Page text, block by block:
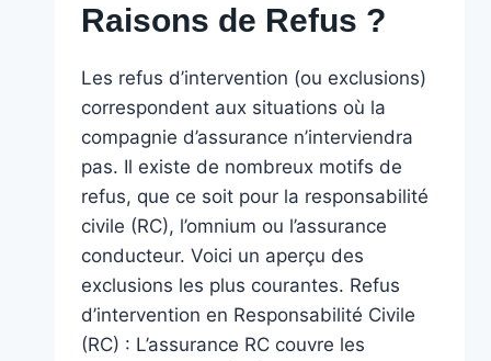
Raisons de Refus ?
Les refus d’intervention (ou exclusions)
correspondent aux situations où la
compagnie d’assurance n’interviendra
pas. Il existe de nombreux motifs de
refus, que ce soit pour la responsabilité
civile (RC), l’omnium ou l’assurance
conducteur. Voici un aperçu des
exclusions les plus courantes. Refus
d’intervention en Responsabilité Civile
(RC) : L’assurance RC couvre les